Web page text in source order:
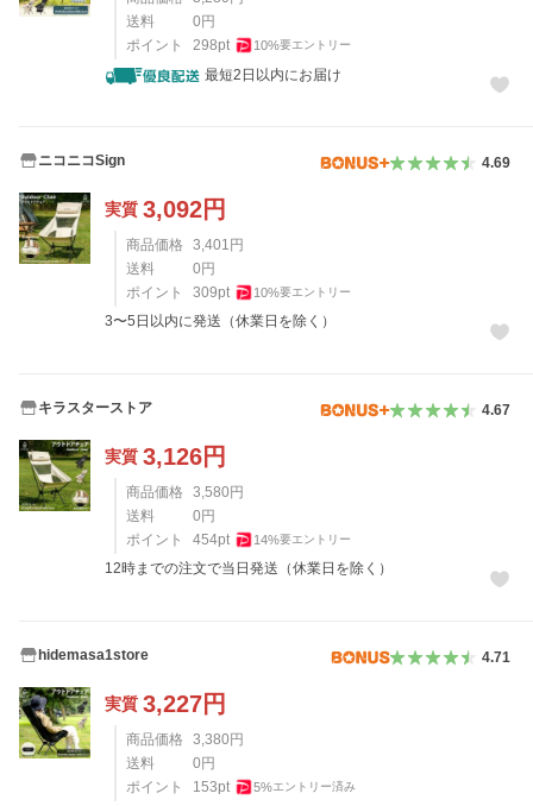
送料
0 円
ポイント
298pt 10%要エントリー
最短2日以内にお届け
ニコニコSign 4.69
実質 3,092円
商品価格 3,401 円
送料
0 円
ポイント
309pt 10%要エントリー
3〜5日以内に発送（休業日を除く）
キラスターストア 4.67
実質 3,126円
商品価格 3,580 円
送料
0 円
ポイント
454pt 14%要エントリー
12時までの注文で当日発送（休業日を除く）
hidemasa1store 4.71
実質 3,227円
商品価格 3,380 円
送料
0 円
ポイント
153pt 5%エントリー済み